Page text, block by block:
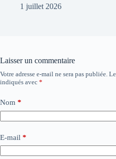
1 juillet 2026
Laisser un commentaire
Votre adresse e-mail ne sera pas publiée.
indiqués avec *
Nom *
E-mail *